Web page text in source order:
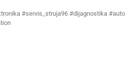
#servis_struja96 #dijagnostika